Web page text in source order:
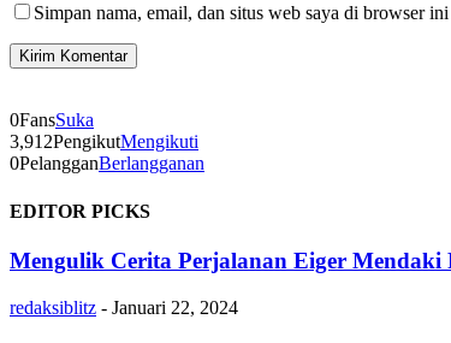
Simpan nama, email, dan situs web saya di browser
0FansSuka
3,912PengikutMengikuti
0PelangganBerlangganan
EDITOR PICKS
Mengulik Cerita Perjalanan Eiger
redaksiblitz - Januari 22, 2024